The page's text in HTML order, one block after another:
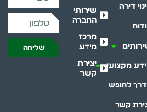
דירה
מקצועי
לחופש
קשר
שירותי
החברה
מרכז
מידע
יצירת
קשר
שליחה